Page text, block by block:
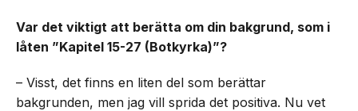
Var det viktigt att berätta om din bakgrund, som i
låten ”Kapitel 15-27 (Botkyrka)”?
– Visst, det finns en liten del som berättar
bakgrunden, men jag vill sprida det positiva. Nu vet